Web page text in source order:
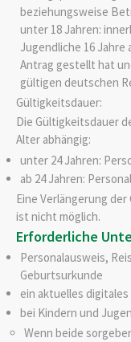
beziehungsweise
unter 18 Jahren:
Jugendliche 16
Antrag gestellt hat
gültigen deutschen
Gültigkeitsdauer:
Die Gültigkeitsdauer
Alter abhängig:
unter 24 Jahren:
ab 24 Jahren:
Eine Verlängerung
ist nicht möglich.
Erforderliche
Personalausweis,
Geburtsurkunde
ein aktuelles
bei Kindern und
Wenn beide